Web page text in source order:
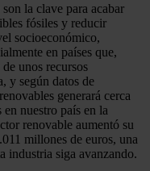
la clave para acabar
fósiles y reducir
socioeconómico,
en países que,
unos recursos
y según datos de
generará cerca
nuestro país en la
renovable aumentó su
millones de euros, una
industria siga avanzando.